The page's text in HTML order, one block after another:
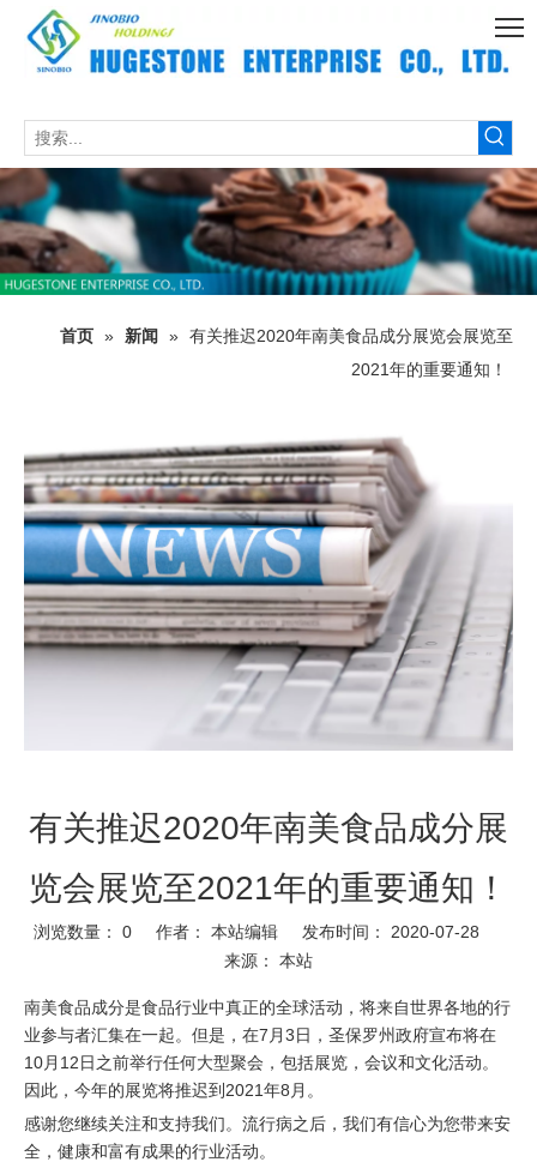
首页 » 新闻 » 有关推迟2020年南美食品成分展览会展览至
2021年的重要通知！
有关推迟2020年南美食品成分展
览会展览至2021年的重要通知！
浏览数量： 0 作者： 本站编辑 发布时间： 2020-07-28
来源： 本站
南美食品成分是食品行业中真正的全球活动，将来自世界各地的行
业参与者汇集在一起​​。但是，在7月3日，圣保罗州政府宣布将在
10月12日之前举行任何大型聚会，包括展览，会议和文化活动。
因此，今年的展览将推迟到2021年8月。
感谢您继续关注和支持我们。流行病之后，我们有信心为您带来安
全，健康和富有成果的行业活动。